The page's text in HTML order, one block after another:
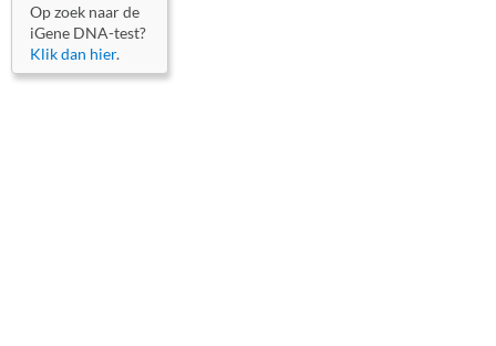
Op zoek naar de
iGene DNA-test?
Klik dan hier.